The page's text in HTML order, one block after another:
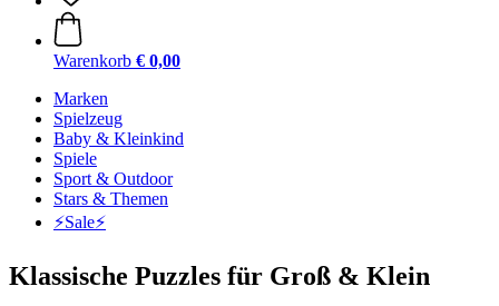
Warenkorb € 0,00
Marken
Spielzeug
Baby & Kleinkind
Spiele
Sport & Outdoor
Stars & Themen
⚡️Sale⚡️
Klassische Puzzles für Groß & Klein